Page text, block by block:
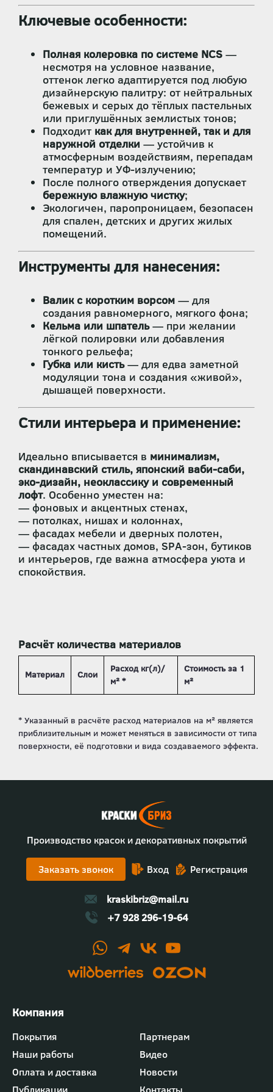
Ключевые особенности:
Полная колеровка по системе NCS —
несмотря на условное название,
оттенок легко адаптируется под любую
дизайнерскую палитру: от нейтральных
бежевых и серых до тёплых пастельных
или приглушённых землистых тонов;
Подходит как для внутренней, так и для
наружной отделки — устойчив к
атмосферным воздействиям, перепадам
температур и УФ-излучению;
После полного отверждения допускает
бережную влажную чистку;
Экологичен, паропроницаем, безопасен
для спален, детских и других жилых
помещений.
Инструменты для нанесения:
Валик с коротким ворсом — для
создания равномерного, мягкого фона;
Кельма или шпатель— при желании
лёгкой полировки или добавления
тонкого рельефа;
Губка или кисть— для едва заметной
модуляции тона и создания «живой»,
дышащей поверхности.
Стили интерьера и применение:
Идеально вписывается в минимализм,
скандинавский стиль, японский ваби-саби,
эко-дизайн, неоклассику и современный
лофт. Особенно уместен на:
— фоновых и акцентных стенах,
— потолках, нишах и колоннах,
— фасадах мебели и дверных полотен,
— фасадах частных домов, SPA-зон, бутиков
и интерьеров, где важна атмосфера уюта и
спокойствия.
Расчёт количества материалов
Материал Слои
Расход кг(л)/
м² *
Стоимость за 1
м²
Производство красок и декоративных покрытий
Заказать звонок Вход Регистрация
kraskibriz@mail.ru
+7 928 296-19-64
Футер
-
меню
"Компания"
Покрытия
Партнерам
Наши работы
Видео
Оплата и доставка
Новости